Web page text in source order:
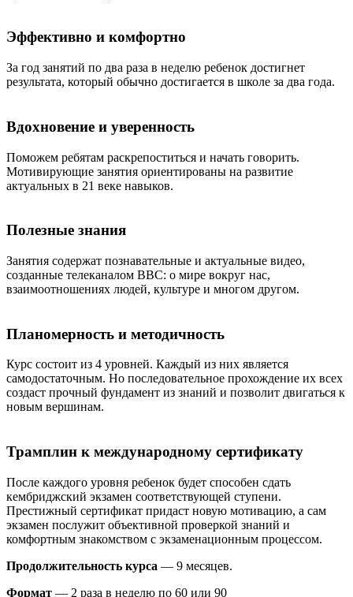
Эффективно и комфортно
За год занятий по два раза в неделю ребенок достигнет
результата, который обычно достигается в школе за два года.
Вдохновение и уверенность
Поможем ребятам раскрепоститься и начать говорить.
Мотивирующие занятия ориентированы на развитие
актуальных в 21 веке навыков.
Полезные знания
Занятия содержат познавательные и актуальные видео,
созданные телеканалом BBC: о мире вокруг нас,
взаимоотношениях людей, культуре и многом другом.
Планомерность и методичность
Курс состоит из 4 уровней. Каждый из них является
самодостаточным. Но последовательное прохождение их всех
создаст прочный фундамент из знаний и позволит двигаться к
новым вершинам.
Трамплин к международному сертификату
После каждого уровня ребенок будет способен сдать
кембриджский экзамен соответствующей ступени.
Престижный сертификат придаст новую мотивацию, а сам
экзамен послужит объективной проверкой знаний и
комфортным знакомством с экзаменационным процессом.
Продолжительность курса — 9 месяцев.
Формат — 2 раза в неделю по 60 или 90